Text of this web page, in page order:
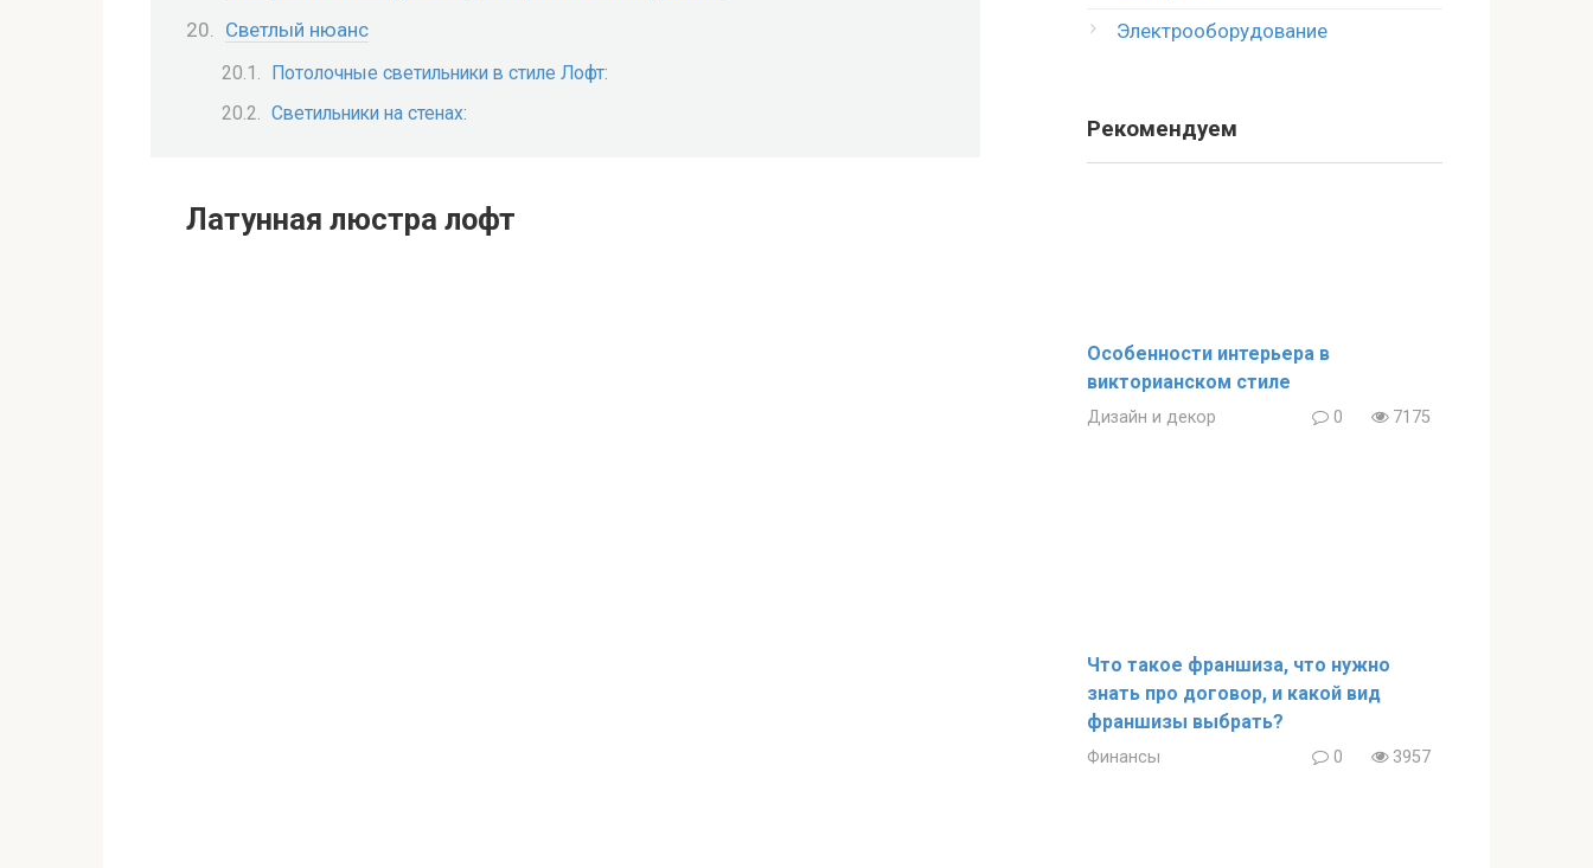
Светлый нюанс
Потолочные светильники в стиле Лофт:
Светильники на стенах:
Латунная люстра лофт
Электрооборудование
Рекомендуем
Особенности интерьера в
викторианском стиле
Дизайн и декор 0 7175
Что такое франшиза, что нужно
знать про договор, и какой вид
франшизы выбрать?
Финансы 0 3957